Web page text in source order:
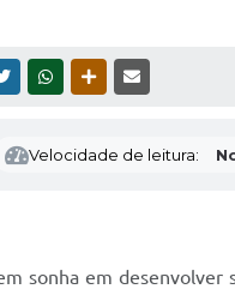
TWITTERWHATSAPPOUTRAS MÍDIAS
Velocidade de leitura:
sonha em